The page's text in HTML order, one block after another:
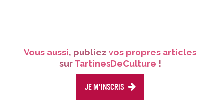
Vous aussi, publiez vos propres articles
surTartinesDeCulture !
Je m'inscris